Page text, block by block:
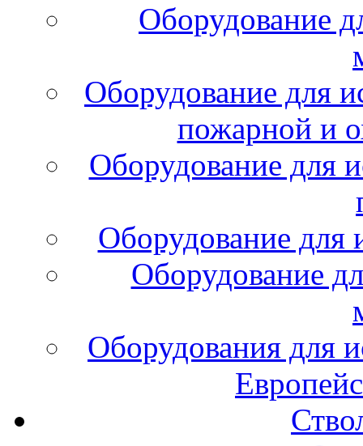
Оборудование
Оборудование для
пожарной и
Оборудование для
Оборудование для
Оборудование
Оборудования для